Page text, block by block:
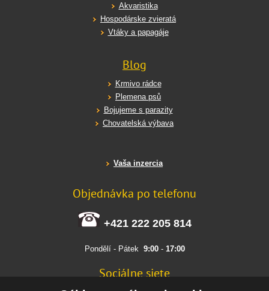
Akvaristika
Hospodárske zvieratá
Vtáky a papagáje
Blog
Krmivo rádce
Plemena psů
Bojujeme s parazity
Chovatelská výbava
Vaša inzercia
Objednávka po telefonu
+421 222 205 814
Pondělí - Pátek 9:00- 17:00
Sociálne siete
FACEBOOK